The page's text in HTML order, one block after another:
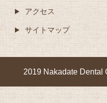
アクセス
サイトマップ
2019 Nakadate Dental